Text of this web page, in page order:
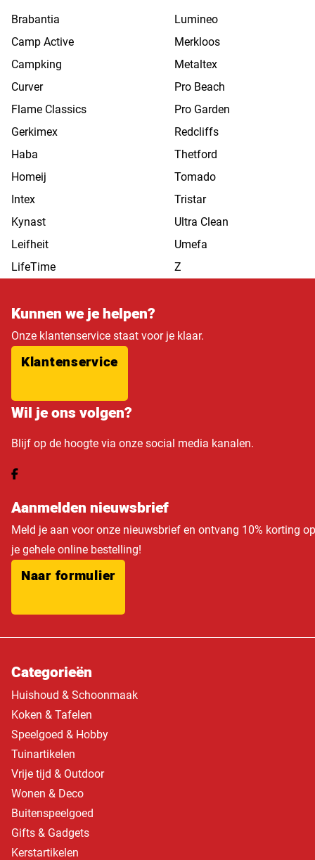
Brabantia
Camp Active
Campking
Curver
Flame Classics
Gerkimex
Haba
Homeij
Intex
Kynast
Leifheit
LifeTime
Lumineo
Merkloos
Metaltex
Pro Beach
Pro Garden
Redcliffs
Thetford
Tomado
Tristar
Ultra Clean
Umefa
Z
Kunnen we je helpen?
Onze klantenservice staat voor je klaar.
Klantenservice
Wil je ons volgen?
Blijf op de hoogte via onze social media kanalen.
Aanmelden nieuwsbrief
Meld je aan voor onze nieuwsbrief en ontvang 10% korting op
je gehele online bestelling!
Naar formulier
Categorieën
Huishoud & Schoonmaak
Koken & Tafelen
Speelgoed & Hobby
Tuinartikelen
Vrije tijd & Outdoor
Wonen & Deco
Buitenspeelgoed
Gifts & Gadgets
Kerstartikelen